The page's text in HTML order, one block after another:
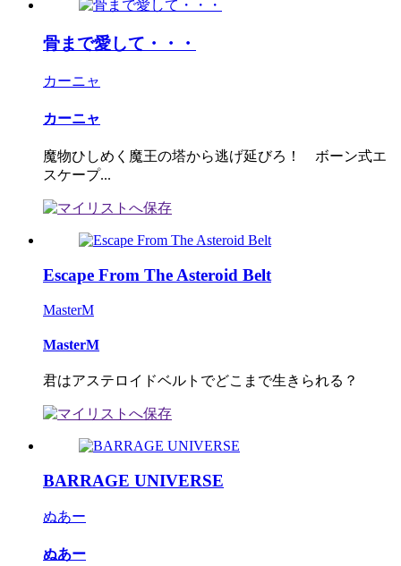
骨まで愛して・・・
カーニャ
カーニャ
魔物ひしめく魔王の塔から逃げ延びろ！ ボーン式エ
スケープ...
Escape From The Asteroid Belt
MasterM
MasterM
君はアステロイドベルトでどこまで生きられる？
BARRAGE UNIVERSE
ぬあー
ぬあー